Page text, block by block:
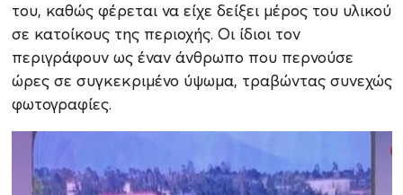
του, καθώς φέρεται να είχε δείξει μέρος του υλικού
σε κατοίκους της περιοχής. Οι ίδιοι τον
περιγράφουν ως έναν άνθρωπο που περνούσε
ώρες σε συγκεκριμένο ύψωμα, τραβώντας συνεχώς
φωτογραφίες.